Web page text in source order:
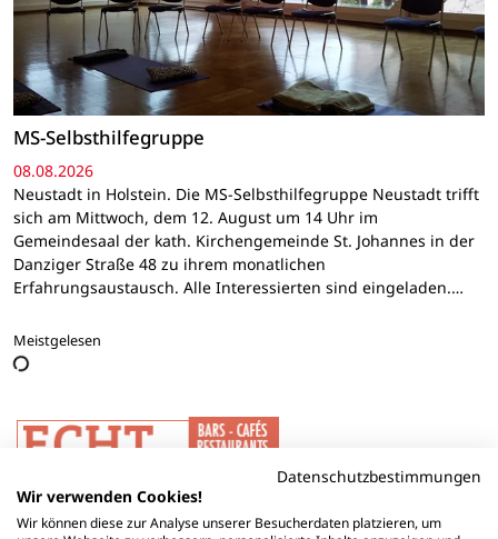
MS-Selbsthilfegruppe
08.08.2026
Neustadt in Holstein. Die MS-Selbsthilfegruppe Neustadt trifft
sich am Mittwoch, dem 12. August um 14 Uhr im
Gemeindesaal der kath. Kirchengemeinde St. Johannes in der
Danziger Straße 48 zu ihrem monatlichen
Erfahrungsaustausch. Alle Interessierten sind eingeladen.…
Meistgelesen
Datenschutzbestimmungen
Wir verwenden Cookies!
Wir können diese zur Analyse unserer Besucherdaten platzieren, um